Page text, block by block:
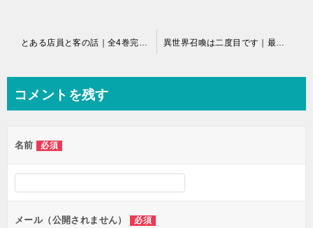
ビ
ー
シ
ョ
ン
とある店員と客の話｜全4巻完結！マンガUP!で最終話まで全巻無料配信中！ 異世界召喚は二度目です｜最新刊第7巻！マンガがうがうで最新話まで全話無料で連載中！
コメントを残す
名前 必須
メール（公開されません） 必須